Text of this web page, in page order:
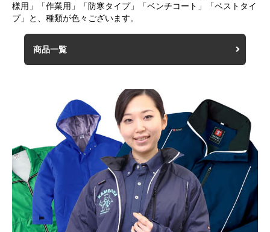
様用」「作業用」「防寒タイプ」「ベンチコート」「ベストタイ
プ」と、種類が色々ございます。
商品一覧